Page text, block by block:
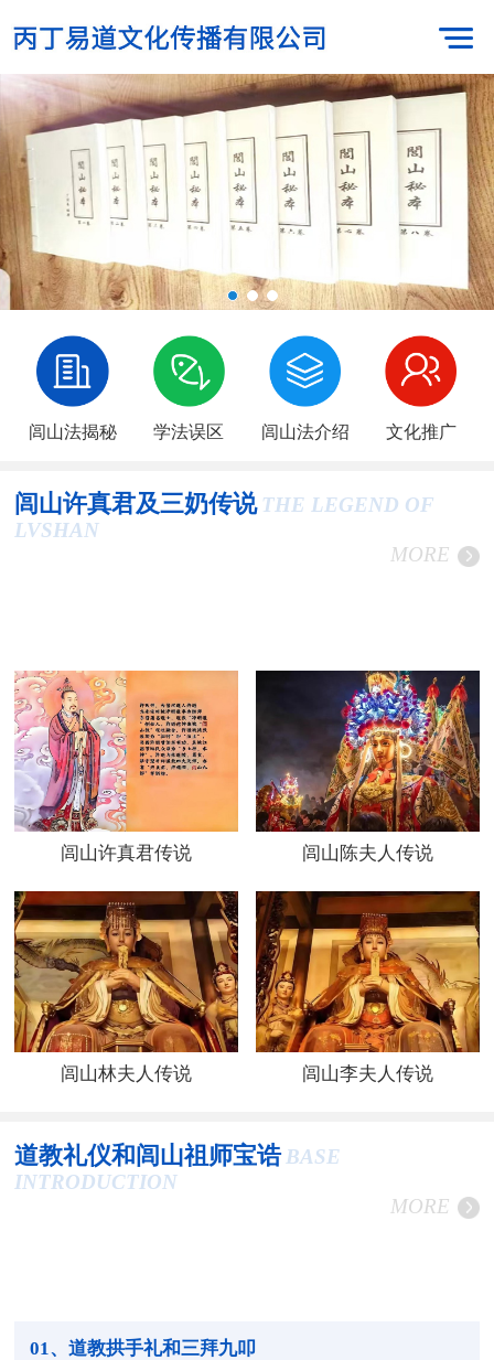
闾山法揭秘 学法误区 闾山法介绍 文化推广
闾山许真君及三奶传说 THE LEGEND OF
LVSHAN
MORE
闾山许真君传说 闾山陈夫人传说
闾山林夫人传说 闾山李夫人传说
道教礼仪和闾山祖师宝诰 BASE
INTRODUCTION
MORE
01 、道教拱手礼和三拜九叩